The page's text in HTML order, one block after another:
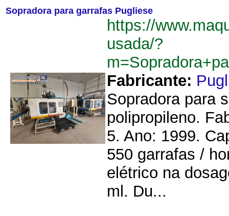
Sopradora para garrafas Pugliese
https://
usada/?
Fabricante:
Sopradora para
polipropileno.
5. Ano: 1999.
550 garrafas /
elétrico na
ml. Du...